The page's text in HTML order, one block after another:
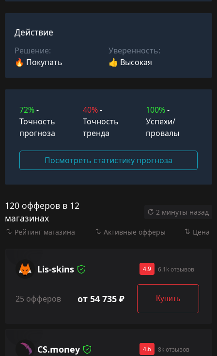
Действие
Решение:
🔥 Покупать
Уверенность:
👍 Высокая
72%-
Точность
прогноза
40%-
Точность
тренда
100%-
Успехи/
провалы
Посмотреть статистику прогноза
120 офферов в 12
магазинах
2 минуты назад
Рейтинг магазина Активные офферы Цена
Lis-skins 4.9 6.1k отзывов
25 офферов от 54 735 ₽ Купить
CS.money 4.6 8k отзывов